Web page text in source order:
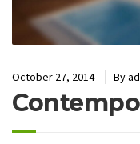
October 27, 2014 By